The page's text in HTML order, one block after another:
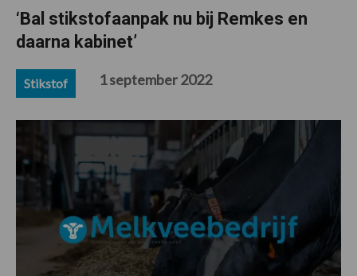
‘Bal stikstofaanpak nu bij Remkes en
daarna kabinet’
Stikstof 1 september 2022